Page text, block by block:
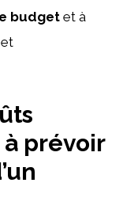
budget et à
prévoir